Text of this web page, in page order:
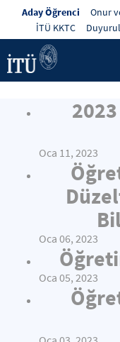
Aday Öğrenci Onur
İTÜ KKTC
Oca 11, 2023
Oca 06, 2023
Oca 05, 2023